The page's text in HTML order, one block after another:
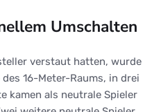
Umschalten
verstaut hatten, wurde
16-Meter-Raums, in drei
kamen als neutrale Spieler